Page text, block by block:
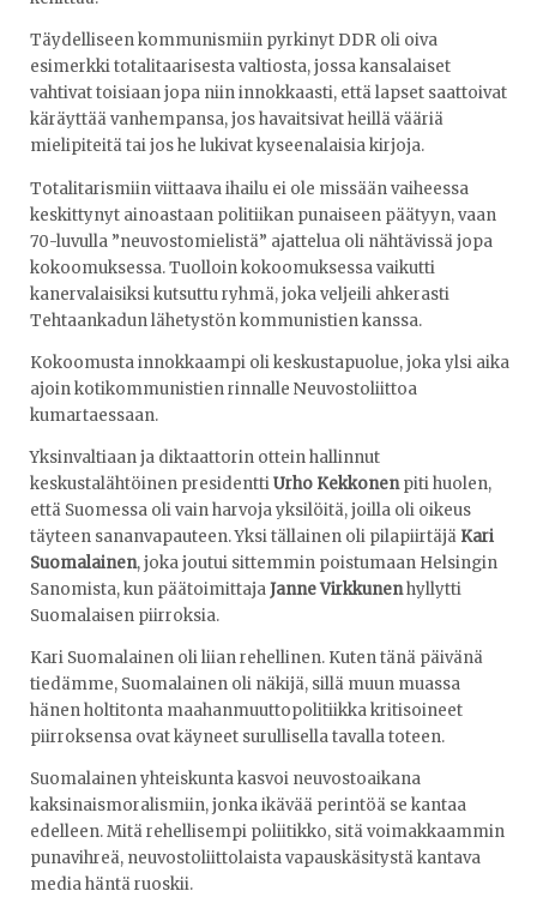
Täydelliseen kommunismiin pyrkinyt DDR oli oiva
esimerkki totalitaarisesta valtiosta, jossa kansalaiset
vahtivat toisiaan jopa niin innokkaasti, että lapset saattoivat
käräyttää vanhempansa, jos havaitsivat heillä vääriä
mielipiteitä tai jos he lukivat kyseenalaisia kirjoja.
Totalitarismiin viittaava ihailu ei ole missään vaiheessa
keskittynyt ainoastaan politiikan punaiseen päätyyn, vaan
70-luvulla ”neuvostomielistä” ajattelua oli nähtävissä jopa
kokoomuksessa. Tuolloin kokoomuksessa vaikutti
kanervalaisiksi kutsuttu ryhmä, joka veljeili ahkerasti
Tehtaankadun lähetystön kommunistien kanssa.
Kokoomusta innokkaampi oli keskustapuolue, joka ylsi aika
ajoin kotikommunistien rinnalle Neuvostoliittoa
kumartaessaan.
Yksinvaltiaan ja diktaattorin ottein hallinnut
keskustalähtöinen presidenttiUrho Kekkonenpiti huolen,
että Suomessa oli vain harvoja yksilöitä, joilla oli oikeus
täyteen sananvapauteen. Yksi tällainen oli pilapiirtäjä Kari
Suomalainen, joka joutui sittemmin poistumaan Helsingin
Sanomista, kun päätoimittajaJanne Virkkunenhyllytti
Suomalaisen piirroksia.
Kari Suomalainen oli liian rehellinen. Kuten tänä päivänä
tiedämme, Suomalainen oli näkijä, sillä muun muassa
hänen holtitonta maahanmuuttopolitiikka kritisoineet
piirroksensa ovat käyneet surullisella tavalla toteen.
Suomalainen yhteiskunta kasvoi neuvostoaikana
kaksinaismoralismiin, jonka ikävää perintöä se kantaa
edelleen. Mitä rehellisempi poliitikko, sitä voimakkaammin
punavihreä, neuvostoliittolaista vapauskäsitystä kantava
media häntä ruoskii.